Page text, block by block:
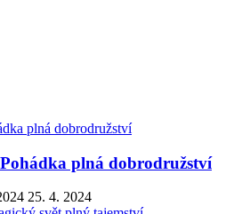
plná dobrodružství
25. 4. 2024